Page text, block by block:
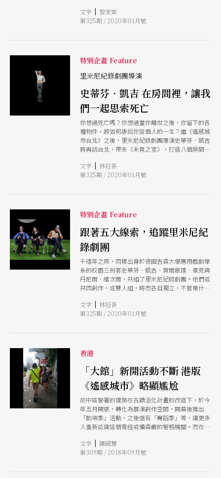
殖》一劇震撼亞維儂藝術節，並榮獲當年劇評人協
會「年度最佳劇場新秀」的殊榮。三年後，他的導
動計畫後的共製節目，取材自被譽為美國當代小說
四大名家之一的唐．德里羅的三本同名小說，於二
○一八年七月在亞維儂藝術節首演後，將於今年首
瑟蘭，其實更醉心於當代小說，就如同他在專訪中
術價值，也彌補了劇場敘事的不足。」而他想做
的，則是將「劇場表演、小說語言，及當代主題彼
此碰撞在一起。」擅長將文字轉化為劇場中的表演
的他，舞台上的呈現也超越傳統劇場的表現形式，
除了有刺激感官的即時影像與聲光效果外，快速的
影像剪輯投影也強化了敘事的速度感，他彷彿將舞
台變為攝影棚，透過特寫捕捉演員細微的表情，讓
放大的影像感與真實的劇場融為一體，讓明快更迭
的劇情與交綜複雜的故事線一幕幕地在觀眾面前展
著小說家的作品賞析，全方位地帶領讀者進入朱利
安．戈瑟蘭的劇場世界，傾聽文字之外的現代之
聲。 在本期雜誌中，我們也開箱創作者的「未竟
之室」。編輯部以里米尼紀錄劇團的演出《未竟之
室》為企畫發想，如同該劇導演導演史蒂芬．凱吉
以八個房間，透過八位人物的生活物件，讓觀眾聆
聽他們對死亡的想法，同時思索「死亡」這件事，
我們也邀請了史蒂芬．凱吉與台灣創作者林芳宜、
林宜瑾、董怡芬、林玟圻Ctwo、日京江羽人，參
可用來敘述他們生命點滴的私密物件，共同探尋人
生的下一步。
文字 | 黎家齊
第325期 / 2020年01月號
特別企畫 Feature
里米尼紀錄劇團導演
史蒂芬．凱吉 在房間裡，讓我
們一起思索死亡
你想過死亡嗎？你想過當你離世之後，你留下的各
種物件，將如何訴說你這個人的一生？繼《遙感城
市台北》之後，里米尼紀錄劇團導演史蒂芬．凱吉
將再訪台北，帶來《未竟之室》，打造八個房間，
的想法，同時思索「死亡」這件事。我們也邀請了
史蒂芬．凱吉參與這次的開箱企畫，與讀者分享那
文字 | 林冠吾
第325期 / 2020年01月號
特別企畫 Feature
跟著五大線索，追蹤里米尼紀
錄劇團
千禧年之際，同樣出身於德國吉森大學應用戲劇學
系的校園三劍客史蒂芬．凱吉、賀爾歌達．豪克與
丹尼爾．維次爾，共組了里米尼紀錄劇團。他們或
共同創作，或雙人組，時而各自獨立，不管是什麼
為標誌，短短幾年間，他們不但在德國境內炙手可
熱，多部作品更享譽國際劇壇，獲獎無數，儼然已
到創作風格的五大線索！
文字 | 林冠吾
第325期 / 2020年01月號
香港
「大館」新開活動不斷 港版
《遙感城市》略顯尷尬
前中區警署的建築在古蹟活化計畫的改造下，於今
年五月開張，轉化為展演創作空間，開幕後推出
「劇場季」活動，之後還有「舞蹈季」等，讓更多
人重新認識這個曾經戒備森嚴的警務機關。而在大
《遙感城市》，然而在香港這個充滿焦慮、空間狹
窄、速度極快、人們相對冷漠的城市，《遙感》在
文字 | 陳國慧
第309期 / 2018年09月號